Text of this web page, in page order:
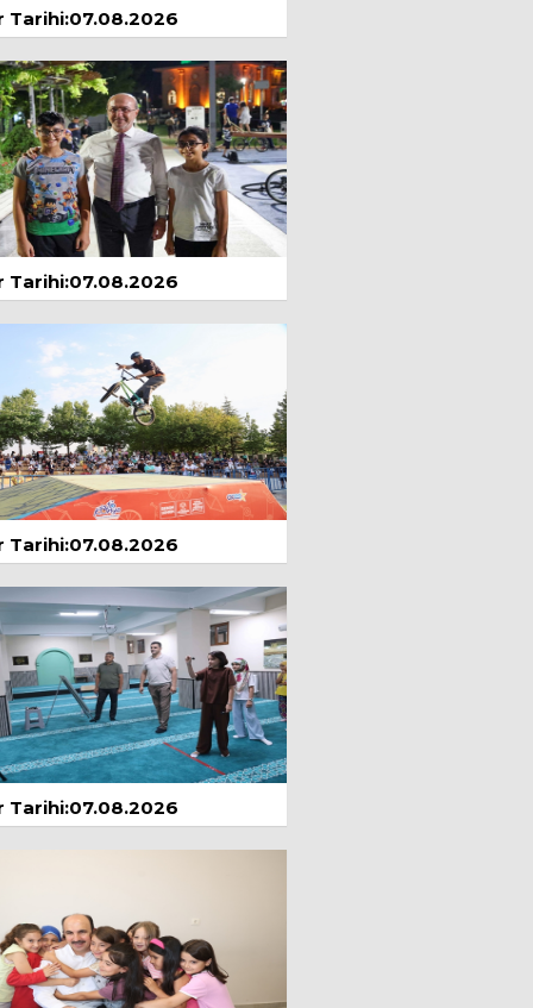
Prof.Dr. Nuri
ŞİMŞEKLER
GEL, AMA KENDİNE
DE GEL!
2024
Zeynep Bengü
AYDINLI
Amasra & Safranbolu
5 Temmuz 2025
Seda Özlem
Çağımızda Dikkat
Eksikliği, Nedenleri ve
Tedavi Yaklaşımları
2025
İbrahim Günay
Atatürk ve Konya
5 Ağustos 2026
Yılmaz Sandıkcı
AKLI UYANDIRMAK
MI?
2026
Mehmet Mert
Ahmet
Davutoğlu'nun En
Doğru, Siyasetin En
Prof. Dr. Kayhan
ÖZTÜRK
Dyt. Tuğba
BALDEDE
KIŞIN ŞİFASI BİTKİ
ÇAYLARI MI?
Tarihi:07.08.2026
Tarihi:07.08.2026
Tarihi:07.08.2026
Tarihi:07.08.2026